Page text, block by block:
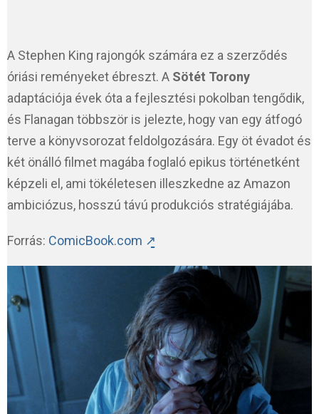
A Stephen King rajongók számára ez a szerződés
óriási reményeket ébreszt. A Sötét Torony
adaptációja évek óta a fejlesztési pokolban tengődik,
és Flanagan többször is jelezte, hogy van egy átfogó
terve a könyvsorozat feldolgozására. Egy öt évadot és
két önálló filmet magába foglaló epikus történetként
képzeli el, ami tökéletesen illeszkedne az Amazon
ambiciózus, hosszú távú produkciós stratégiájába.
Forrás: ComicBook.com ↗̱